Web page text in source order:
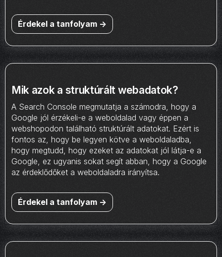
Érdekel a tanfolyam ->
Mik azok a struktúrált webadatok?
A Search Console megmutatja a számodra, hogy a
Google jól érzékeli-e a weboldalad vagy éppen a
webshopodon található struktúrált adatokat. Ezért is
fontos az, hogy be legyen kötve a weboldaladba,
hogy megtudd, hogy ezeket az adatokat jól látja-e a
Google, ez ugyanis sokat segít abban, hogy a Google
az érdeklődőket a weboldaladra irányítsa.
Érdekel a tanfolyam ->